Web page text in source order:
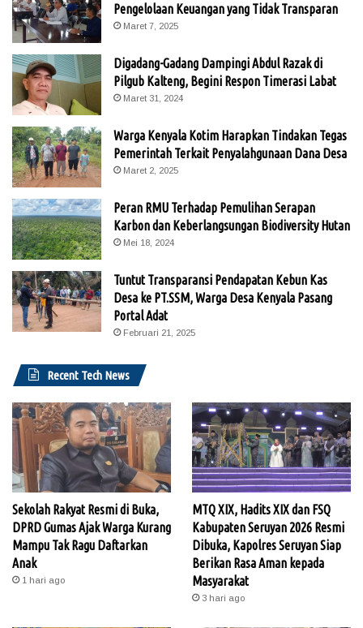
Pengelolaan Keuangan yang Tidak Transparan
Maret 7, 2025
Digadang-Gadang Dampingi Abdul Razak di
Pilgub Kalteng, Begini Respon Timerasi Labat
Maret 31, 2024
Warga Kenyala Kotim Harapkan Tindakan Tegas
Pemerintah Terkait Penyalahgunaan Dana Desa
Maret 2, 2025
Peran RMU Terhadap Pemulihan Serapan
Karbon dan Keberlangsungan Biodiversity Hutan
Mei 18, 2024
Tuntut Transparansi Pendapatan Kebun Kas
Desa ke PT.SSM, Warga Desa Kenyala Pasang
Portal Adat
Februari 21, 2025
Recent Tech News
Sekolah Rakyat Resmi di Buka,
DPRD Gumas Ajak Warga Kurang
Mampu Tak Ragu Daftarkan
Anak
1 hari ago
MTQ XIX, Hadits XIX dan FSQ
Kabupaten Seruyan 2026 Resmi
Dibuka, Kapolres Seruyan Siap
Berikan Rasa Aman kepada
Masyarakat
3 hari ago